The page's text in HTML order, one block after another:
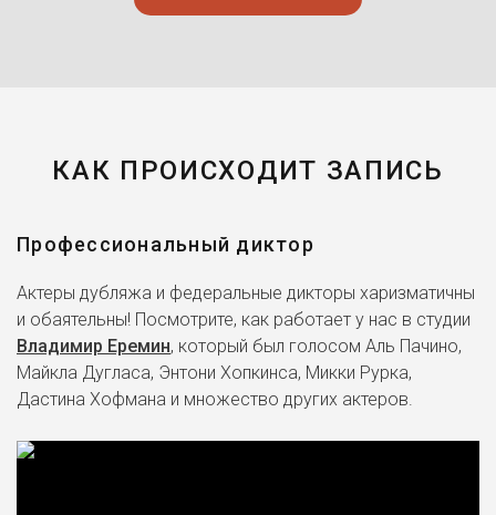
КАК ПРОИСХОДИТ ЗАПИСЬ
Профессиональный диктор
Актеры дубляжа и федеральные дикторы харизматичны
и обаятельны! Посмотрите, как работает у нас в студии
Владимир Еремин, который был голосом Аль Пачино,
Майкла Дугласа, Энтони Хопкинса, Микки Рурка,
Дастина Хофмана и множество других актеров.